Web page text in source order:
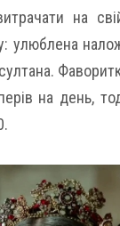
на
улюблена
на день,